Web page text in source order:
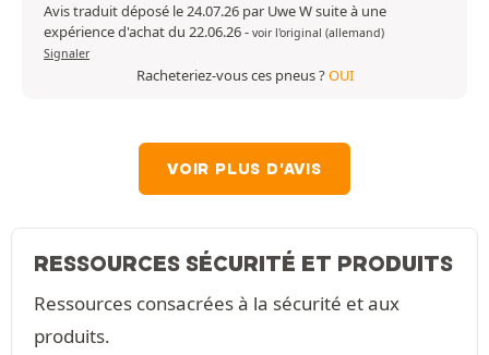
Avis traduit déposé le 24.07.26 par Uwe W suite à une
expérience d'achat du 22.06.26- voir l'original (allemand)
Signaler
Racheteriez-vous ces pneus ?OUI
VOIR PLUS D'AVIS
RESSOURCES SÉCURITÉ ET PRODUITS
Ressources consacrées à la sécurité et aux
produits.